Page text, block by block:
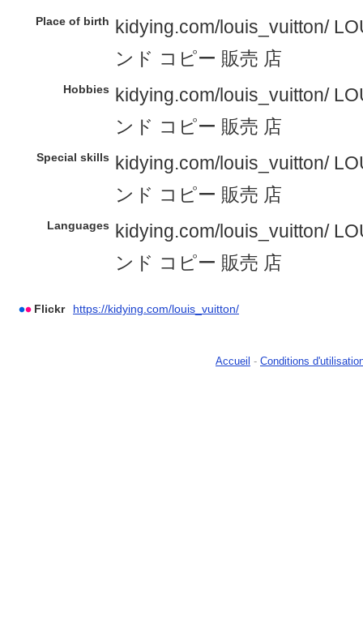
Place of birth
kidying.com/louis_vuitton/
ンド コピー 販売 店
Hobbies
kidying.com/louis_vuitton/
ンド コピー 販売 店
Special skills
kidying.com/louis_vuitton/
ンド コピー 販売 店
Languages
kidying.com/louis_vuitton/
ンド コピー 販売 店
Flickr https://kidying.com/louis_vuitton/
Accueil - Conditions